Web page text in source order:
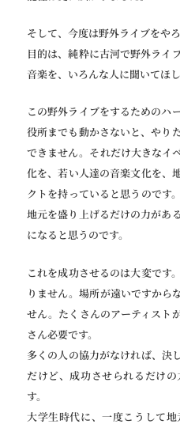
そして、今度は野外ライブをや
目的は、純粋に古河で野外ライ
音楽を、いろんな人に聞いてほ
この野外ライブをするためのハ
役所までも動かさないと、やり
できません。それだけ大きなイ
化を、若い人達の音楽文化を、
クトを持っていると思うのです
地元を盛り上げるだけの力があ
になると思うのです。
これを成功させるのは大変です
りません。場所が遠いですから
せん。たくさんのアーティスト
さん必要です。
多くの人の協力がなければ、決
だけど、成功させられるだけ
す。
大学生時代に、一度こうして